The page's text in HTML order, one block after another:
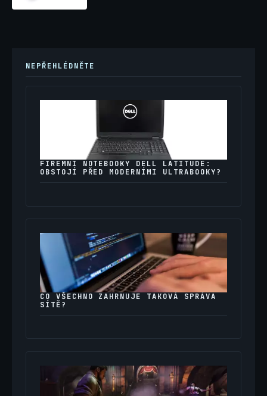
NEPŘEHLÉDNĚTE
FIREMNÍ NOTEBOOKY DELL LATITUDE:
OBSTOJÍ PŘED MODERNÍMI ULTRABOOKY?
CO VŠECHNO ZAHRNUJE TAKOVÁ SPRÁVA
SÍTĚ?